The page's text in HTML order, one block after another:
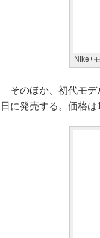
Nike+
そのほか、初代モデ
日に発売する。価格は